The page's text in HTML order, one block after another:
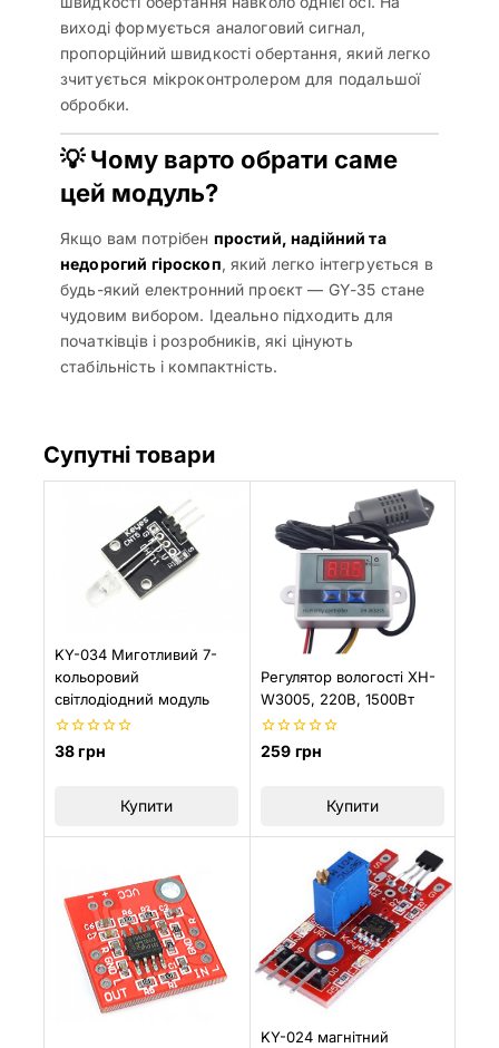
виході формується аналоговий сигнал,
пропорційний швидкості обертання, який легко
зчитується мікроконтролером для подальшої
обробки.
💡 Чому варто обрати саме
цей модуль?
Якщо вам потрібен простий, надійний та
недорогий гіроскоп, який легко інтегрується в
будь-який електронний проєкт — GY-35 стане
чудовим вибором. Ідеально підходить для
початківців і розробників, які цінують
стабільність і компактність.
Супутні товари
KY-034 Миготливий 7-
кольоровий
світлодіодний модуль
0
38грн
Купити
Регулятор вологості XH-
W3005, 220В, 1500Вт
0
259 грн
Купити
KY-024 магнітний